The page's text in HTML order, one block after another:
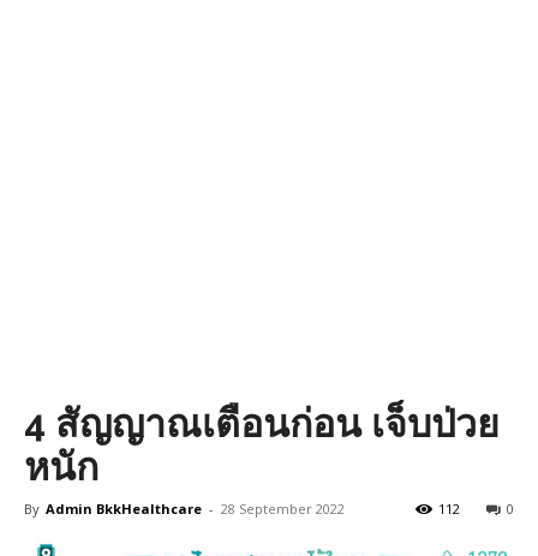
4 สัญญาณเตือนก่อน เจ็บป่วย
หนัก
By Admin BkkHealthcare - 28 September 2022 0
112